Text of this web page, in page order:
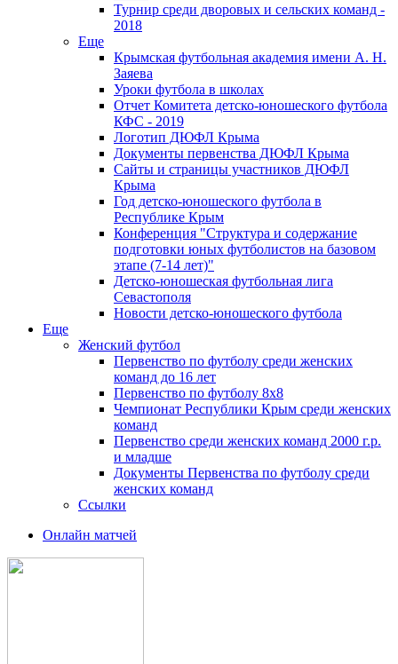
Турнир среди дворовых и сельских команд -
2018
Еще
Крымская футбольная академия имени А. Н.
Заяева
Уроки футбола в школах
Отчет Комитета детско-юношеского футбола
КФС - 2019
Логотип ДЮФЛ Крыма
Документы первенства ДЮФЛ Крыма
Сайты и страницы участников ДЮФЛ
Крыма
Год детско-юношеского футбола в
Республике Крым
Конференция "Структура и содержание
подготовки юных футболистов на базовом
этапе (7-14 лет)"
Детско-юношеская футбольная лига
Севастополя
Новости детско-юношеского футбола
Еще
Женский футбол
Первенство по футболу среди женских
команд до 16 лет
Первенство по футболу 8х8
Чемпионат Республики Крым среди женских
команд
Первенство среди женских команд 2000 г.р.
и младше
Документы Первенства по футболу среди
женских команд
Ссылки
Онлайн матчей